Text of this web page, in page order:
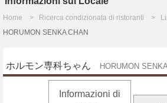
Home Ricerca condizionata di ristoranti
HORUMON SENKA CHAN
ホルモン専科ちゃん HORUMON
Informazioni di